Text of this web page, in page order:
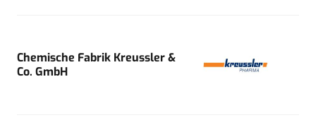
Chemische Fabrik Kreussler &
Co. GmbH